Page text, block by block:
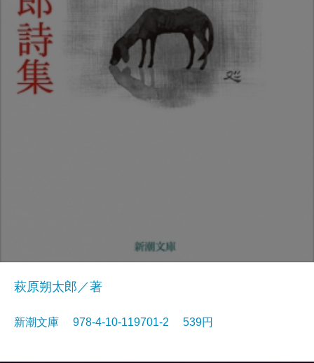
萩原朔太郎／著
新潮文庫 978-4-10-119701-2 539円